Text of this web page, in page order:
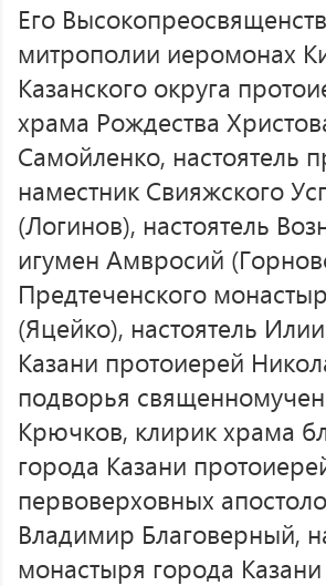
Его
митрополии иеромонах
Казанского округа
храма Рождества
Самойленко, настоятель
наместник Свияжского
(Логинов), настоятель
игумен Амвросий
Предтеченского
(Яцейко), настоятель
Казани протоиерей
подворья
Крючков, клирик храма
города Казани
первоверховных
Владимир Благоверный,
монастыря города